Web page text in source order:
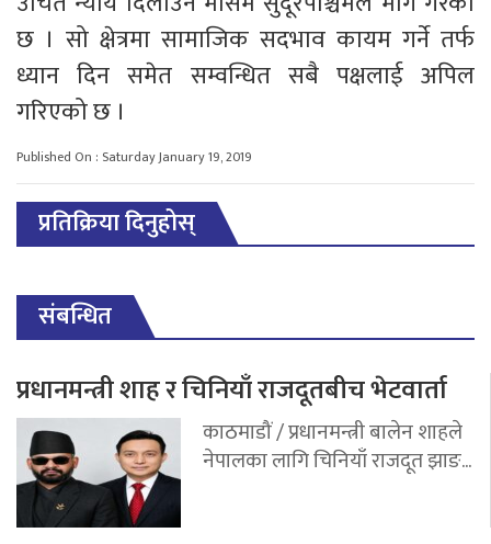
छ । सो क्षेत्रमा सामाजिक सदभाव कायम गर्ने तर्फ
ध्यान दिन समेत सम्वन्धित सबै पक्षलाई अपिल
गरिएको छ ।
Published On : Saturday January 19, 2019
प्रतिक्रिया दिनुहोस्
संबन्धित
प्रधानमन्त्री शाह र चिनियाँ राजदूतबीच भेटवार्ता
काठमाडौं / प्रधानमन्त्री बालेन शाहले
नेपालका लागि चिनियाँ राजदूत झाङ...